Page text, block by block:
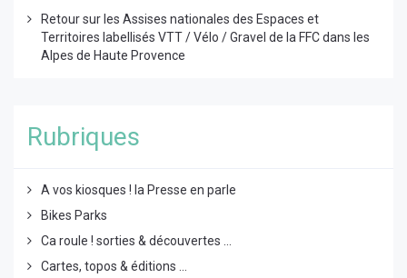
Retour sur les Assises nationales des Espaces et
Territoires labellisés VTT / Vélo / Gravel de la FFC dans les
Alpes de Haute Provence
Rubriques
A vos kiosques ! la Presse en parle
Bikes Parks
Ca roule ! sorties & découvertes ...
Cartes, topos & éditions ...